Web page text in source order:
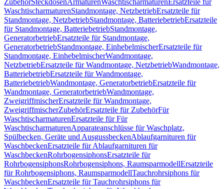
ZubehörSteckdosenArmaturenWaschtischarmaturen Ersatzteile für
WaschtischarmaturenStandmontage, NetzbetriebErsatzteile für
Standmontage, NetzbetriebStandmontage, BatteriebetriebErsatzteile
für Standmontage, BatteriebetriebStandmontage,
GeneratorbetriebErsatzteile für Standmontage,
GeneratorbetriebStandmontage, EinhebelmischerErsatzteile für
Standmontage, EinhebelmischerWandmontage,
NetzbetriebErsatzteile für Wandmontage, NetzbetriebWandmontage,
BatteriebetriebErsatzteile für Wandmontage,
BatteriebetriebWandmontage, GeneratorbetriebErsatzteile für
Wandmontage, GeneratorbetriebWandmontage,
ZweigriffmischerErsatzteile für Wandmontage,
ZweigriffmischerZubehörErsatzteile für ZubehörFür
WaschtischarmaturenErsatzteile für Für
WaschtischarmaturenApparateanschlüsse für Waschplatz,
Spülbecken, Geräte und AusgussbeckenAblaufgarnituren für
WaschbeckenErsatzteile für Ablaufgarnituren für
WaschbeckenRohrbogensiphonsErsatzteile für
RohrbogensiphonsRohrbogensiphons, RaumsparmodellErsatzteile
für Rohrbogensiphons, RaumsparmodellTauchrohrsiphons für
WaschbeckenErsatzteile für Tauchrohrsiphons für